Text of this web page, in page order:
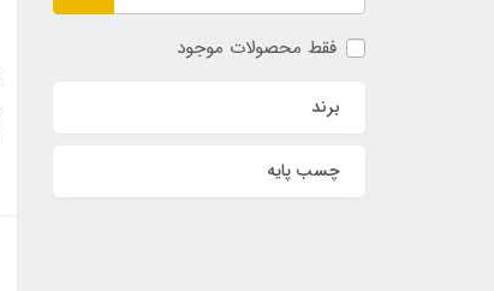
فقط محصولات موجود
برند
چسب پایه